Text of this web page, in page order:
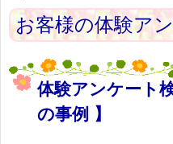
お客様の体験ア
体験アンケート
の事例 】